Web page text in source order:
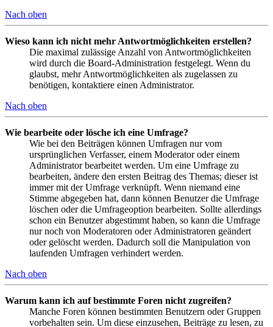
Nach oben
Wieso kann ich nicht mehr Antwortmöglichkeiten erstellen?
Die maximal zulässige Anzahl von Antwortmöglichkeiten
wird durch die Board-Administration festgelegt. Wenn du
glaubst, mehr Antwortmöglichkeiten als zugelassen zu
benötigen, kontaktiere einen Administrator.
Nach oben
Wie bearbeite oder lösche ich eine Umfrage?
Wie bei den Beiträgen können Umfragen nur vom
ursprünglichen Verfasser, einem Moderator oder einem
Administrator bearbeitet werden. Um eine Umfrage zu
bearbeiten, ändere den ersten Beitrag des Themas; dieser ist
immer mit der Umfrage verknüpft. Wenn niemand eine
Stimme abgegeben hat, dann können Benutzer die Umfrage
löschen oder die Umfrageoption bearbeiten. Sollte allerdings
schon ein Benutzer abgestimmt haben, so kann die Umfrage
nur noch von Moderatoren oder Administratoren geändert
oder gelöscht werden. Dadurch soll die Manipulation von
laufenden Umfragen verhindert werden.
Nach oben
Warum kann ich auf bestimmte Foren nicht zugreifen?
Manche Foren können bestimmten Benutzern oder Gruppen
vorbehalten sein. Um diese einzusehen, Beiträge zu lesen, zu